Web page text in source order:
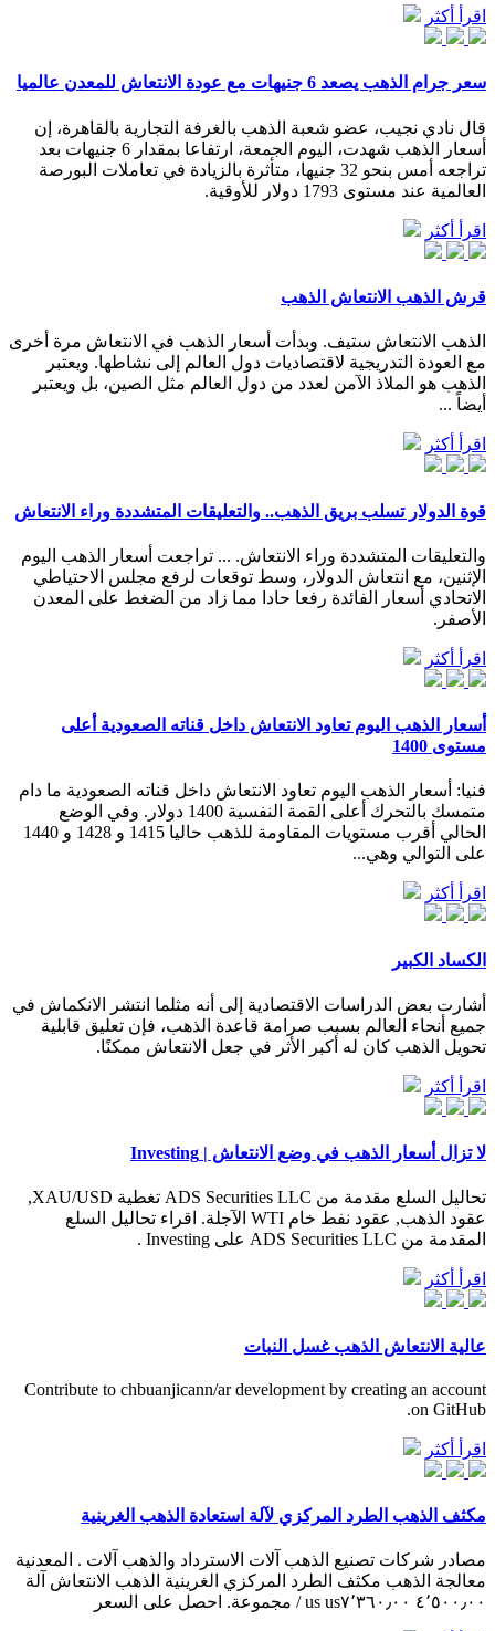
اقرأ أكثر
سعر جرام الذهب يصعد 6 جنيهات مع عودة الانتعاش للمعدن عالميا
قال نادي نجيب، عضو شعبة الذهب بالغرفة التجارية بالقاهرة، إن
أسعار الذهب شهدت، اليوم الجمعة، ارتفاعا بمقدار 6 جنيهات بعد
تراجعه أمس بنحو 32 جنيها، متأثرة بالزيادة في تعاملات البورصة
العالمية عند مستوى 1793 دولار للأوقية.
اقرأ أكثر
قرش الذهب الانتعاش الذهب
الذهب الانتعاش ستيف. وبدأت أسعار الذهب في الانتعاش مرة أخرى
مع العودة التدريجية لاقتصاديات دول العالم إلى نشاطها. ويعتبر
الذهب هو الملاذ الآمن لعدد من دول العالم مثل الصين، بل ويعتبر
أيضاً ...
اقرأ أكثر
قوة الدولار تسلب بريق الذهب.. والتعليقات المتشددة وراء الانتعاش
والتعليقات المتشددة وراء الانتعاش. ... تراجعت أسعار الذهب اليوم
الإثنين، مع انتعاش الدولار، وسط توقعات لرفع مجلس الاحتياطي
الاتحادي أسعار الفائدة رفعا حادا مما زاد من الضغط على المعدن
الأصفر.
اقرأ أكثر
أسعار الذهب اليوم تعاود الانتعاش داخل قناته الصعودية أعلى
مستوى 1400
فنيا: أسعار الذهب اليوم تعاود الانتعاش داخل قناته الصعودية ما دام
متمسك بالتحرك أعلى القمة النفسية 1400 دولار. وفي الوضع
الحالي أقرب مستويات المقاومة للذهب حاليا 1415 و 1428 و 1440
على التوالي وهي...
اقرأ أكثر
الكساد الكبير
أشارت بعض الدراسات الاقتصادية إلى أنه مثلما انتشر الانكماش في
جميع أنحاء العالم بسبب صرامة قاعدة الذهب، فإن تعليق قابلية
تحويل الذهب كان له أكبر الأثر في جعل الانتعاش ممكنًا.
اقرأ أكثر
لا تزال أسعار الذهب في وضع الانتعاش | Investing
تحاليل السلع مقدمة من ADS Securities LLC تغطية XAU/USD,
عقود الذهب, عقود نفط خام WTI الآجلة. اقراء تحاليل السلع
المقدمة من ADS Securities LLC على Investing .
اقرأ أكثر
عالية الانتعاش الذهب غسل النبات
Contribute to chbuanjicann/ar development by creating an account
on GitHub.
اقرأ أكثر
مكثف الذهب الطرد المركزي لآلة استعادة الذهب الغرينية
مصادر شركات تصنيع الذهب آلات الاسترداد والذهب آلات . المعدنية
معالجة الذهب مكثف الطرد المركزي الغرينية الذهب الانتعاش آلة
٤٬٥٠٠٫٠٠ us٧٬٣٦٠٫٠٠ us / مجموعة. احصل على السعر